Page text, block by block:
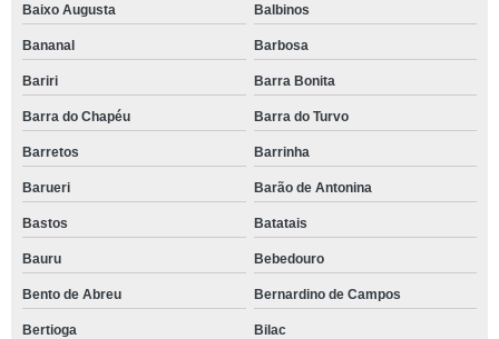
Baixo Augusta Balbinos
Bananal Barbosa
Bariri Barra Bonita
Barra do Chapéu Barra do Turvo
Barretos Barrinha
Barueri Barão de Antonina
Bastos Batatais
Bauru Bebedouro
Bento de Abreu Bernardino de Campos
Bertioga Bilac